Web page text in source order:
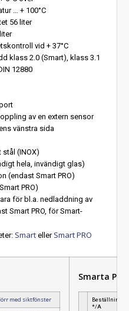
… + 100°C
56 liter
vid + 37°C
klass 2.0 (Smart), klass 3.1
12880
av en extern sensor
vänstra sida
(INOX)
hela, invändigt glas)
(endast Smart PRO)
PRO)
för bl.a. nedladdning av
Smart PRO, för Smart-
Smart eller Smart PRO
med siktfönster
Smarta
*/A